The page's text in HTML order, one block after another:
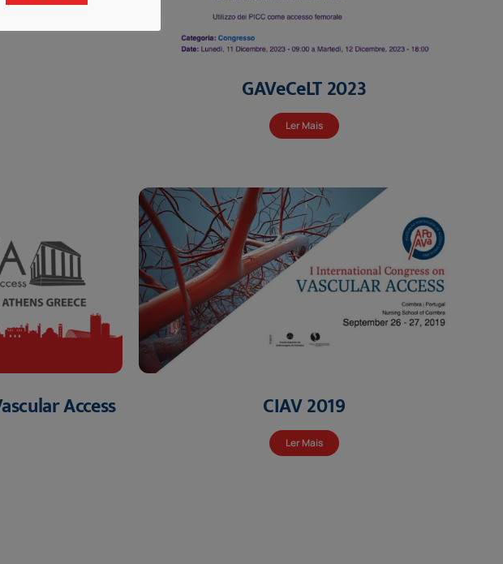
GAVeCeLT 2023
Ler Mais
Access CIAV 2019
Ler Mais